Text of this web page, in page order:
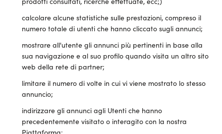
calcolare alcune statistiche sulle prestazioni, compreso il
numero totale di utenti che hanno cliccato sugli annunci;
mostrare all'utente gli annunci più pertinenti in base alla
sua navigazione e al suo profilo quando visita un altro sito
web della rete di partner;
limitare il numero di volte in cui vi viene mostrato lo stesso
annuncio;
indirizzare gli annunci agli Utenti che hanno
precedentemente visitato o interagito con la nostra